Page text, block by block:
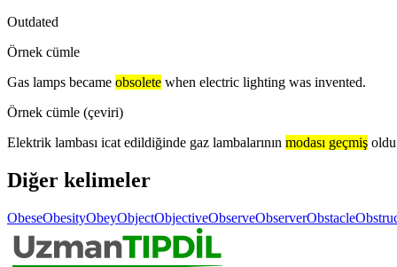
Outdated
Örnek cümle
Gas lamps became obsolete when electric lighting was invented.
Örnek cümle (çeviri)
Elektrik lambası icat edildiğinde gaz lambalarının modası geçmiş
Diğer kelimeler
ObeseObesityObeyObjectObjectiveObserveObserverObstacle